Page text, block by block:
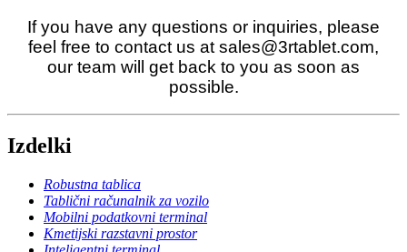
If you have any questions or inquiries, please
feel free to contact us at sales@3rtablet.com,
our team will get back to you as soon as
possible.
Izdelki
Robustna tablica
Tablični računalnik za vozilo
Mobilni podatkovni terminal
Kmetijski razstavni prostor